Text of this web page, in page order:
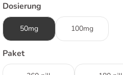
Dosierung
50mg 100mg
Paket